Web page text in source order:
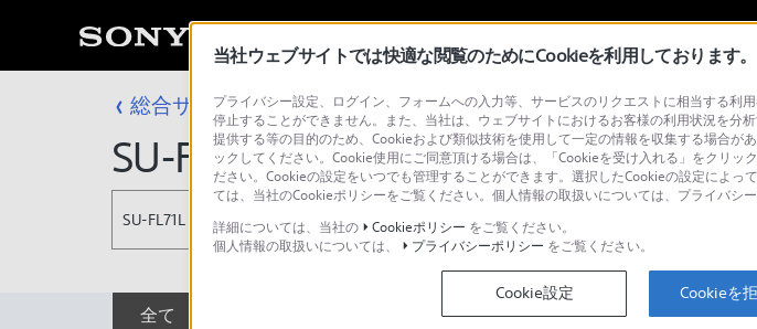
総合サポート・お問い合わせ アクセサリー （テレビ／プロジェクター）
SU-FL71L
SU-FL71L
全て 取扱説明書 Q&A
当社ウェブサイトでは快適な閲覧のためにCookieを利用しております。
プライバシー設定、ログイン、フォームへの入力等、サービスのリクエストに相当する
停止することができません。また、当社は、ウェブサイトにおけるお客様の利用状況を
提供する等の目的のため、Cookieおよび類似技術を使用して一定の情報を収集する場合
ックしてください。Cookie使用にご同意頂ける場合は、「Cookieを受け入れる」をクリ
ださい。Cookieの設定をいつでも管理することができます。選択したCookieの設定によ
ては、当社のCookieポリシーをご覧ください。個人情報の取扱いについては、プライバシー
詳細については、当社の
Cookieポリシー をご覧ください。
個人情報の取扱いについては、
プライバシーポリシー をご覧ください。
Cookie設定 Cookieを